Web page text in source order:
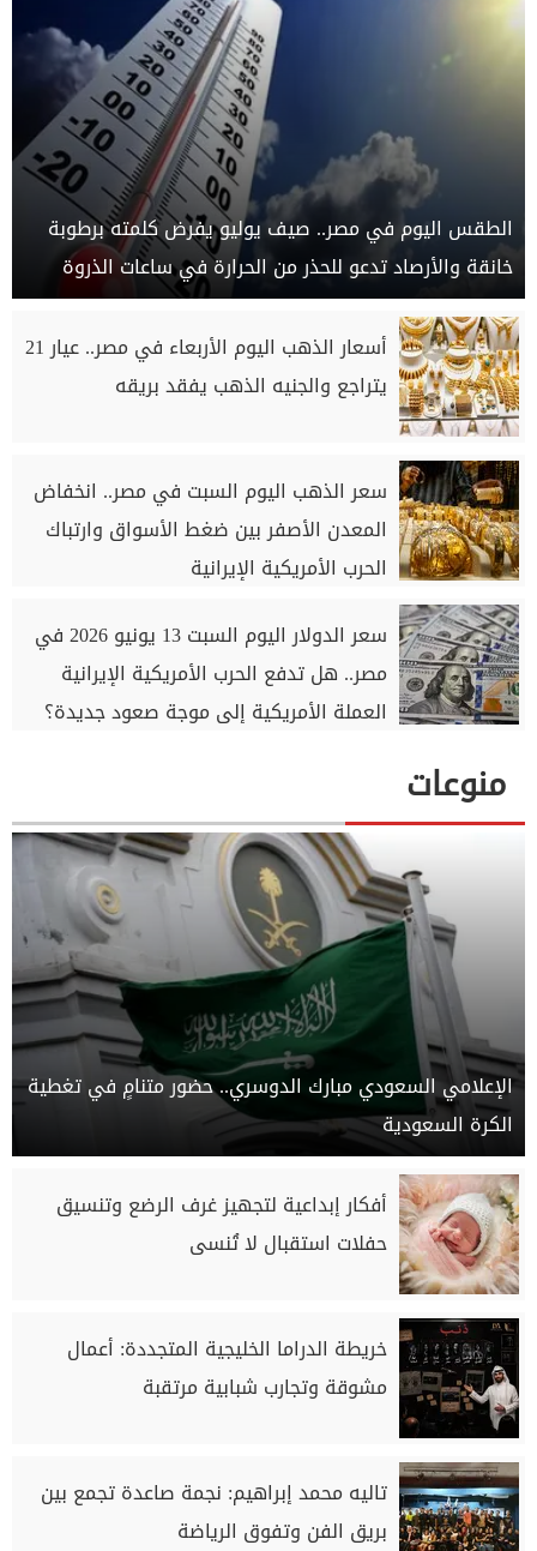
الطقس اليوم في مصر.. صيف يوليو يفرض كلمته برطوبة
خانقة والأرصاد تدعو للحذر من الحرارة في ساعات الذروة
أسعار الذهب اليوم الأربعاء في مصر.. عيار 21
يتراجع والجنيه الذهب يفقد بريقه
سعر الذهب اليوم السبت في مصر.. انخفاض
المعدن الأصفر بين ضغط الأسواق وارتباك
الحرب الأمريكية الإيرانية
سعر الدولار اليوم السبت 13 يونيو 2026 في
مصر.. هل تدفع الحرب الأمريكية الإيرانية
العملة الأمريكية إلى موجة صعود جديدة؟
منوعات
الإعلامي السعودي مبارك الدوسري.. حضور متنامٍ في تغطية
الكرة السعودية
أفكار إبداعية لتجهيز غرف الرضع وتنسيق
حفلات استقبال لا تُنسى
خريطة الدراما الخليجية المتجددة: أعمال
مشوقة وتجارب شبابية مرتقبة
تاليه محمد إبراهيم: نجمة صاعدة تجمع بين
بريق الفن وتفوق الرياضة